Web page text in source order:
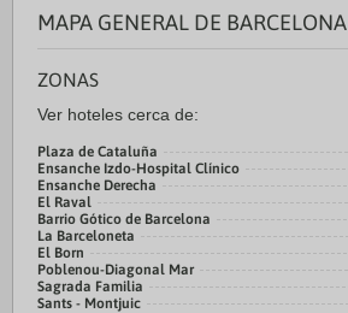
MAPA GENERAL DE BARCELONA
ZONAS
Ver hoteles cerca de:
Plaza de Cataluña
Ensanche Izdo-Hospital Clínico
Ensanche Derecha
El Raval
Barrio Gótico de Barcelona
La Barceloneta
El Born
Poblenou-Diagonal Mar
Sagrada Familia
Sants - Montjuic